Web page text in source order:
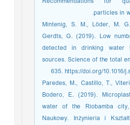
particles in
Mintenig, S. M., Löder, M.
Gerdts, G. (2019). Low
detected in drinking water
sources. Science of the total
635. https://doi.org/10.1016/
Paredes, M., Castillo, T.,
Bodero, E. (2019).
water of the Riobamba
Naukowy. Inżynieria i